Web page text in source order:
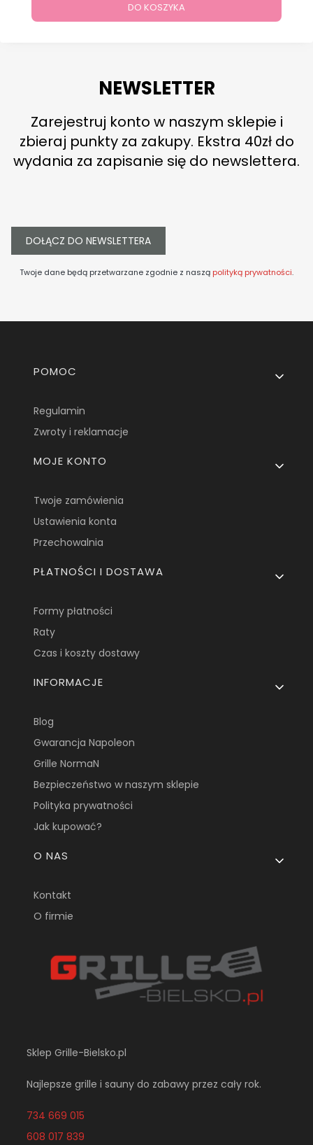
DO KOSZYKA
NEWSLETTER
Zarejestruj konto w naszym sklepie i
zbieraj punkty za zakupy. Ekstra 40zł do
wydania za zapisanie się do newslettera.
DOŁĄCZ DO NEWSLETTERA
Twoje dane będą przetwarzane zgodnie z naszą polityką prywatności.
Linki w stopce
POMOC
Regulamin
Zwroty i reklamacje
MOJE KONTO
Twoje zamówienia
Ustawienia konta
Przechowalnia
PŁATNOŚCI I DOSTAWA
Formy płatności
Raty
Czas i koszty dostawy
INFORMACJE
Blog
Gwarancja Napoleon
Grille NormaN
Bezpieczeństwo w naszym sklepie
Polityka prywatności
Jak kupować?
O NAS
Kontakt
O firmie
Sklep Grille-Bielsko.pl
Najlepsze grille i sauny do zabawy przez cały rok.
734 669 015
608 017 839